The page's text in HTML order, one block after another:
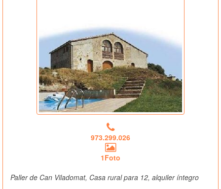
973.299.026
1Foto
Paller de Can Viladomat, Casa rural para 12, alquiler íntegro